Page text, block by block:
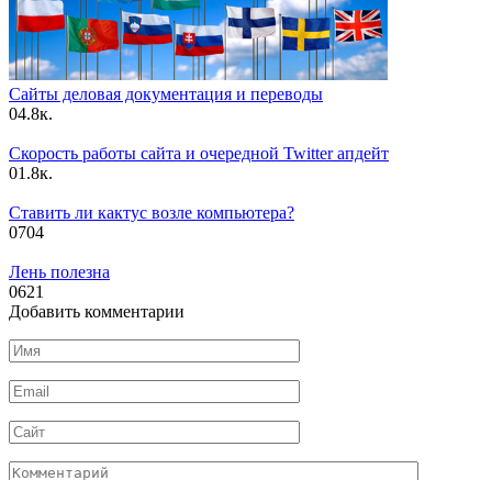
Сайты деловая документация и переводы
04.8к.
Скорость работы сайта и очередной Twitter апдейт
01.8к.
Ставить ли кактус возле компьютера?
0704
Лень полезна
0621
Добавить комментарии
Имя
*
Email
*
Сайт
Комментарий